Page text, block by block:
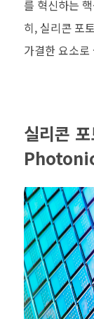
를 혁신하는
히, 실리콘 포
가결한 요소
실리콘